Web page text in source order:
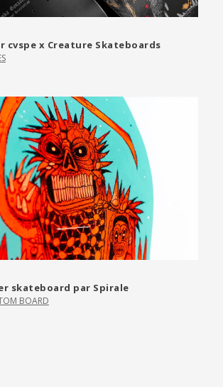
cvspe x Creature Skateboards
skateboard par Spirale
BOARD